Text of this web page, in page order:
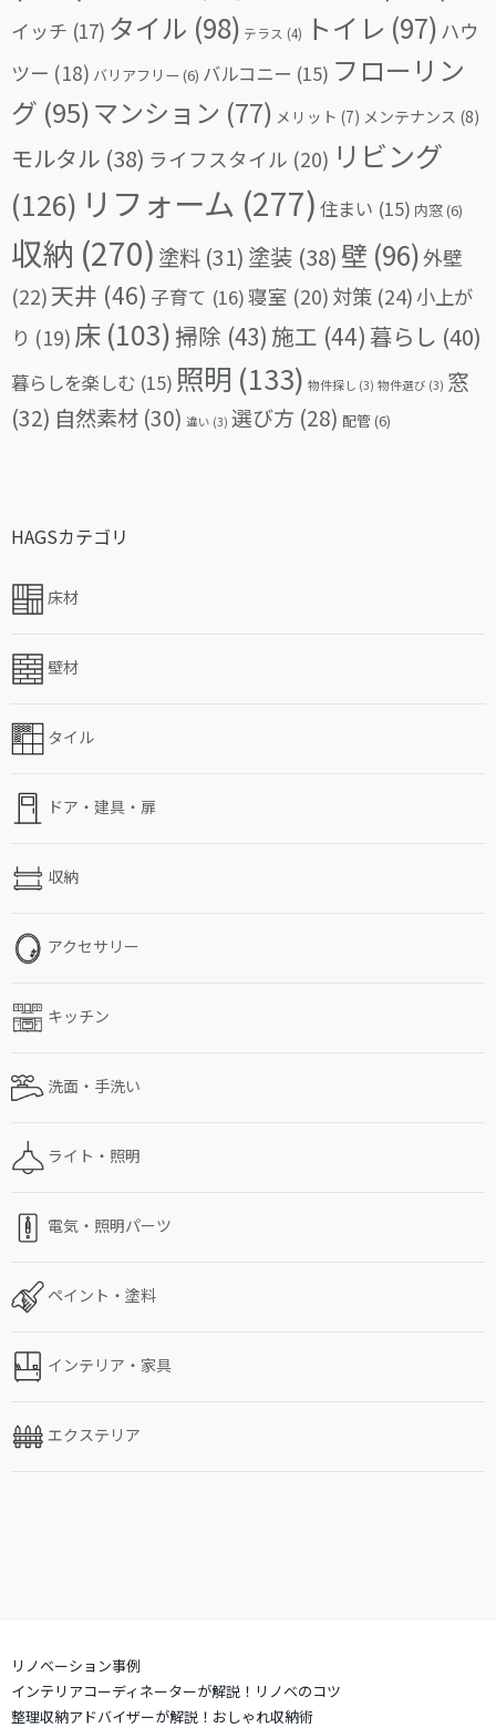
イッチ (17) タイル (98) テラス (4) トイレ (97) ハウ
ツー (18) バリアフリー (6) バルコニー (15) フローリン
グ (95)マンション (77) メリット (7) メンテナンス (8)
モルタル (38) ライフスタイル (20) リビング
(126) リフォーム (277) 住まい (15) 内窓(6)
収納 (270) 塗料 (31) 塗装 (38) 壁 (96)外壁
(22)天井 (46) 子育て (16)寝室 (20) 対策 (24)小上が
り (19) 床 (103)掃除 (43) 施工 (44) 暮らし (40)
暮らしを楽しむ (15) 照明 (133) 物件探し (3) 物件選び (3) 窓
(32) 自然素材 (30) 違い (3) 選び方 (28) 配管(6)
HAGSカテゴリ
床材
壁材
タイル
ドア・建具・扉
収納
アクセサリー
キッチン
洗面・手洗い
ライト・照明
電気・照明パーツ
ペイント・塗料
インテリア・家具
エクステリア
リノベーション事例
インテリアコーディネーターが解説！リノベのコツ
整理収納アドバイザーが解説！おしゃれ収納術